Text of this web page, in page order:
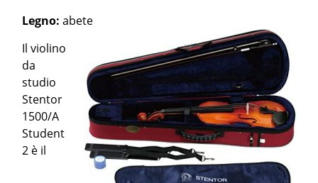
Legno:abete
Il violino
da
studio
Stentor
1500/A
Student
2 è il